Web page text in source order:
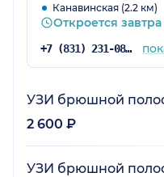
Канавинская (2.2 км)
Откроется
+7 (831) 231-08-17
УЗИ брюшной
2 600 ₽
УЗИ брюшной